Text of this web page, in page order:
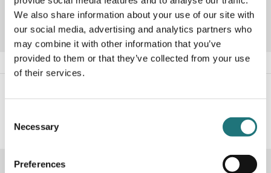
We also share information about your use of our site with
our social media, advertising and analytics partners who
may combine it with other information that you’ve
provided to them or that they’ve collected from your use
of their services.
Selection
Necessary
Preferences